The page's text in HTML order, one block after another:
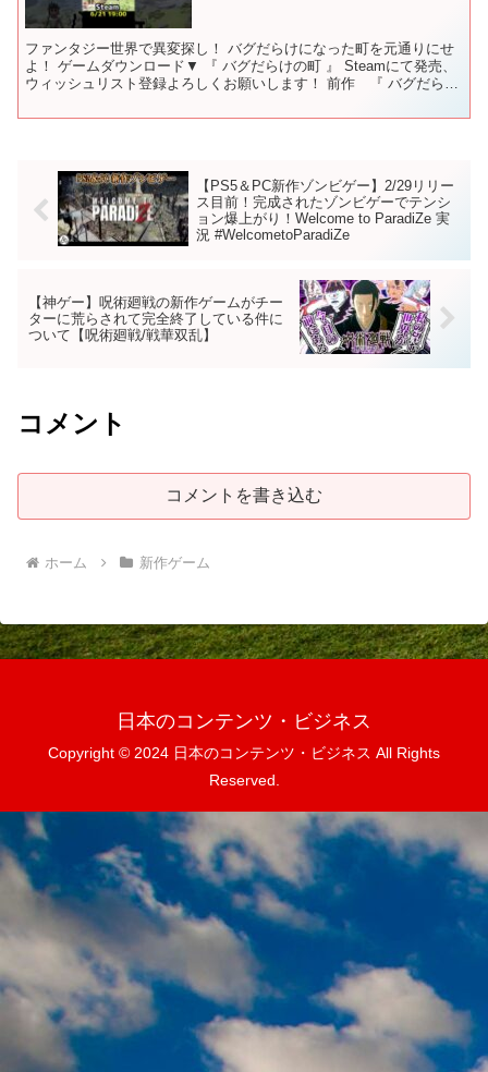
ファンタジー世界で異変探し！ バグだらけになった町を元通りにせ
よ！ ゲームダウンロード▼ 『 バグだらけの町 』 Steamにて発売、
ウィッシュリスト登録よろしくお願いします！ 前作 『 バグだらけ
【PS5＆PC新作ゾンビゲー】2/29リリー
ス目前！完成されたゾンビゲーでテンシ
ョン爆上がり！Welcome to ParadiZe 実
況 #WelcometoParadiZe
【神ゲー】呪術廻戦の新作ゲームがチー
ターに荒らされて完全終了している件に
ついて【呪術廻戦/戦華双乱】
コメント
コメントを書き込む
ホーム 新作ゲーム
日本のコンテンツ・ビジネス
Copyright © 2024 日本のコンテンツ・ビジネス All Rights
Reserved.